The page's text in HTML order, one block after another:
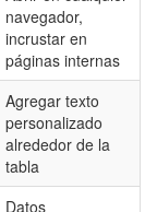
navegador,
incrustar en
páginas internas
Agregar texto
personalizado
alrededor de la
tabla
Datos